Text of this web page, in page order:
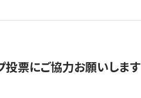
票にご協力お願いします